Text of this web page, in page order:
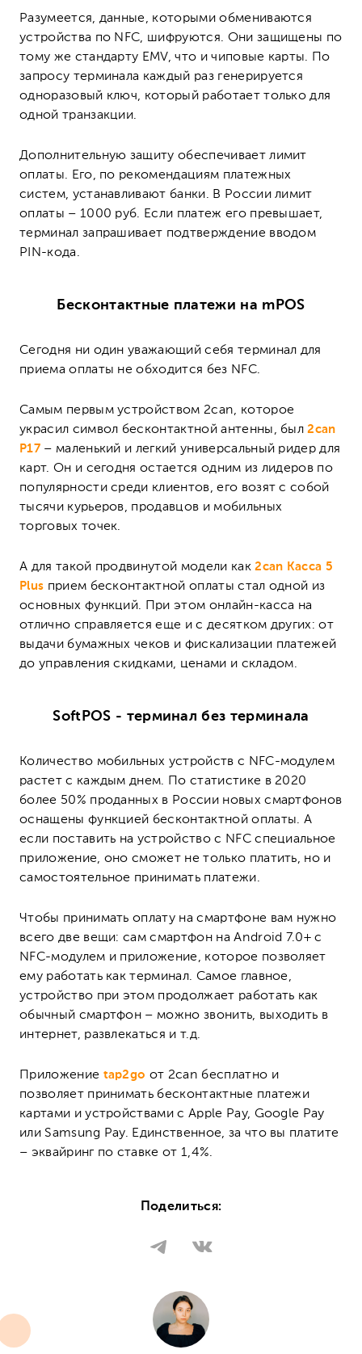
Разумеется, данные, которыми обмениваются
устройства по NFC, шифруются. Они защищены по
тому же стандарту EMV, что и чиповые карты. По
запросу терминала каждый раз генерируется
одноразовый ключ, который работает только для
одной транзакции.
Дополнительную защиту обеспечивает лимит
оплаты. Его, по рекомендациям платежных
систем, устанавливают банки. В России лимит
оплаты – 1000 руб. Если платеж его превышает,
терминал запрашивает подтверждение вводом
PIN-кода.
Бесконтактные платежи на mPOS
Сегодня ни один уважающий себя терминал для
приема оплаты не обходится без NFC.
Самым первым устройством 2can, которое
украсил символ бесконтактной антенны, был2can
P17– маленький и легкий универсальный ридер для
карт. Он и сегодня остается одним из лидеров по
популярности среди клиентов, его возят с собой
тысячи курьеров, продавцов и мобильных
торговых точек.
А для такой продвинутой модели как2can Касса 5
Plus прием бесконтактной оплаты стал одной из
основных функций. При этом онлайн-касса на
отлично справляется еще и с десятком других: от
выдачи бумажных чеков и фискализации платежей
до управления скидками, ценами и складом.
SoftPOS - терминал без терминала
Количество мобильных устройств с NFC-модулем
растет с каждым днем. По статистике в 2020
более 50% проданных в России новых смартфонов
оснащены функцией бесконтактной оплаты. А
если поставить на устройство с NFC специальное
приложение, оно сможет не только платить, но и
самостоятельное принимать платежи.
Чтобы принимать оплату на смартфоне вам нужно
всего две вещи: сам смартфон на Android 7.0+ с
NFC-модулем и приложение, которое позволяет
ему работать как терминал. Самое главное,
устройство при этом продолжает работать как
обычный смартфон – можно звонить, выходить в
интернет, развлекаться и т.д.
Приложение tap2go от 2can бесплатно и
позволяет принимать бесконтактные платежи
картами и устройствами с Apple Pay, Google Pay
или Samsung Pay. Единственное, за что вы платите
– эквайринг по ставке от 1,4%.
Поделиться: